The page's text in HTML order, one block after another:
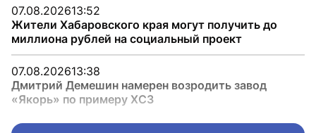
07.08.202613:52
Жители Хабаровского края могут получить до
миллиона рублей на социальный проект
07.08.202613:38
Дмитрий Демешин намерен возродить завод
«Якорь» по примеру ХСЗ